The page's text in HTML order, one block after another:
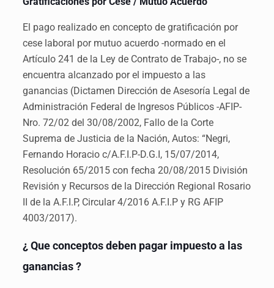
El pago realizado en concepto de gratificación por
cese laboral por mutuo acuerdo -normado en el
Artículo 241 de la Ley de Contrato de Trabajo-, no se
encuentra alcanzado por el impuesto a las
ganancias (Dictamen Dirección de Asesoría Legal de
Administración Federal de Ingresos Públicos -AFIP-
Nro. 72/02 del 30/08/2002, Fallo de la Corte
Suprema de Justicia de la Nación, Autos: “Negri,
Fernando Horacio c/A.F.I.P-D.G.I, 15/07/2014,
Resolución 65/2015 con fecha 20/08/2015 División
Revisión y Recursos de la Dirección Regional Rosario
II de la A.F.I.P, Circular 4/2016 A.F.I.P y RG AFIP
4003/2017).
¿ Que conceptos deben pagar impuesto a las
ganancias ?